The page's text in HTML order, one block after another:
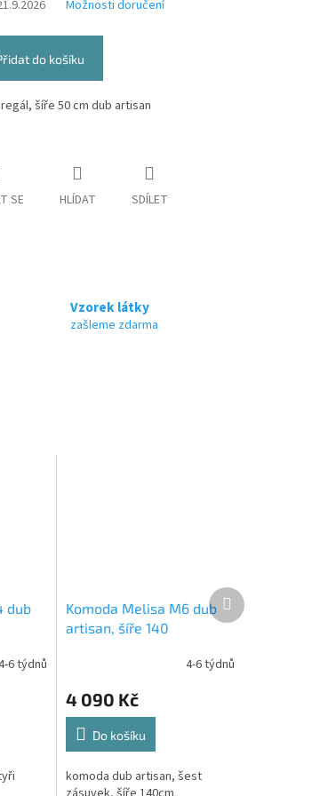
Možnosti doručení
do košíku
šíře 50 cm dub artisan
SE HLÍDAT SDÍLET
Vzorek látky
zašleme zdarma
dub
6 týdnů
Komoda Melisa M6 dub
artisan, šíře 140
4-6 týdnů
4 090 Kč
Do košíku
komoda dub artisan, šest
Další
produkt